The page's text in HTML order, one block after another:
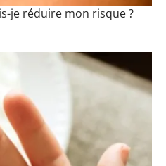
je réduire mon risque ?